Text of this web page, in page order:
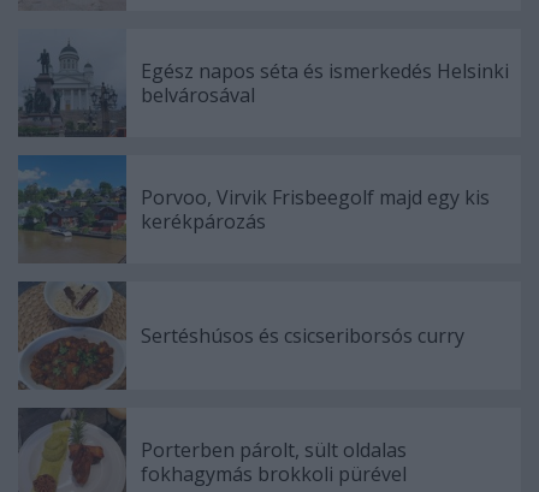
Egész napos séta és ismerkedés Helsinki
belvárosával
Porvoo, Virvik Frisbeegolf majd egy kis
kerékpározás
Sertéshúsos és csicseriborsós curry
Porterben párolt, sült oldalas
fokhagymás brokkoli pürével